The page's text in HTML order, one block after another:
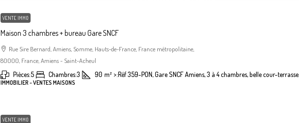
VENTE IMMO
Maison 3 chambres + bureau Gare SNCF
Rue Sire Bernard, Amiens, Somme, Hauts-de-France, France métropolitaine,
80000, France, Amiens - Saint-Acheul
Pièces:5 Chambres:3 90 m² >:Réf 359-PON, Gare SNCF Amiens, 3 à 4 chambres, belle cour-terrasse.
IMMOBILIER - VENTES MAISONS
VENTE IMMO